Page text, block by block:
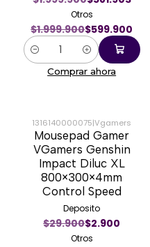
Otros
$1.999.900$599.900
Cantidad
Comprar ahora
-90%
1316140000075|Vgamers
Mousepad Gamer
VGamers Genshin
Impact Diluc XL
800×300×4mm
Control Speed
Deposito
$29.900$2.900
Otros